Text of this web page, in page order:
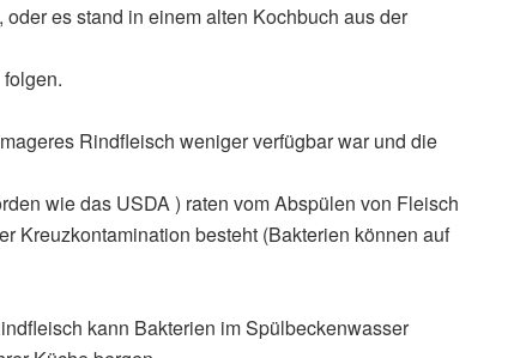
oder es stand in einem alten Kochbuch aus der
Rindfleisch weniger verfügbar war und die
wie das USDA ) raten vom Abspülen von Fleisch
Kreuzkontamination besteht (Bakterien können auf
kann Bakterien im Spülbeckenwasser